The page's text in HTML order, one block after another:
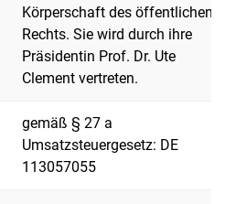
Körperschaft des öffentlichen
Rechts. Sie wird durch ihre
Präsidentin Prof. Dr. Ute
Clement vertreten.
gemäß § 27 a
Umsatzsteuergesetz: DE
113057055